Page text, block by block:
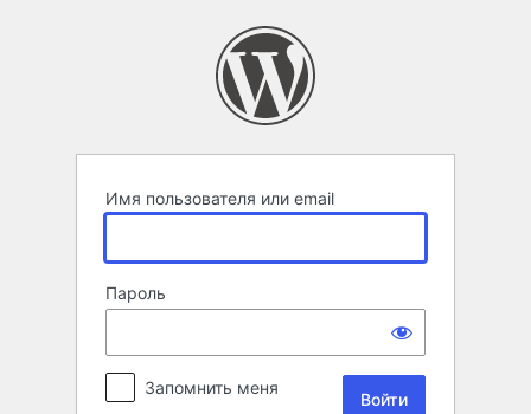
Имя пользователя или email
Пароль
Запомнить меня